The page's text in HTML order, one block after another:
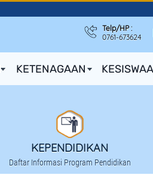
Telp/HP :
0761-673624
KETENAGAAN
KEPENDIDIKAN
Daftar Informasi Program Pendidikan